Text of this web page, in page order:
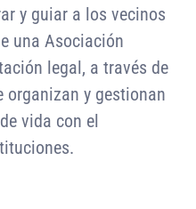
y guiar a los vecinos
una Asociación
legal, a través de
organizan y gestionan
vida con el